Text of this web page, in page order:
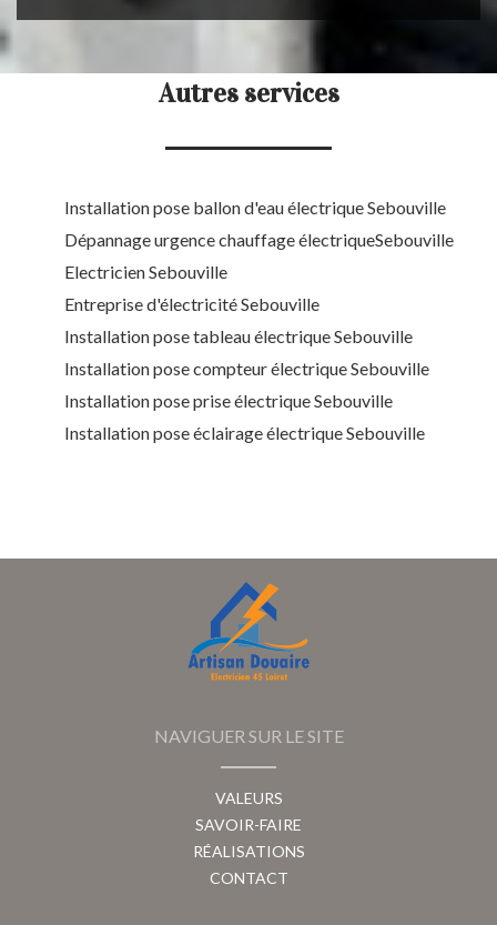
Autres services
Installation pose ballon d'eau électrique Sebouville
Dépannage urgence chauffage électriqueSebouville
Electricien Sebouville
Entreprise d'électricité Sebouville
Installation pose tableau électrique Sebouville
Installation pose compteur électrique Sebouville
Installation pose prise électrique Sebouville
Installation pose éclairage électrique Sebouville
NAVIGUER SUR LE SITE
VALEURS
SAVOIR-FAIRE
RÉALISATIONS
CONTACT